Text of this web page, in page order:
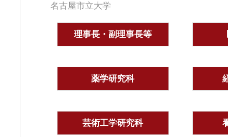
名古屋市立大学
理事長・副理事長等
薬学研究科
芸術工学研究科